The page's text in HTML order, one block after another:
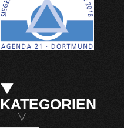
KATEGORIEN